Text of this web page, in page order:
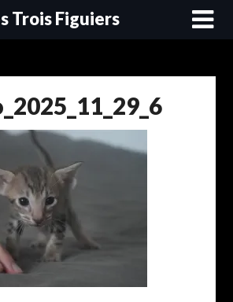
Trois Figuiers